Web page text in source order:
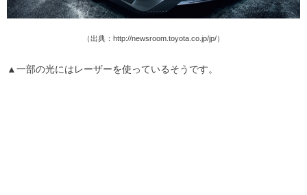
（出典：http://newsroom.toyota.co.jp/jp/）
▲一部の光にはレーザーを使っているそうです。